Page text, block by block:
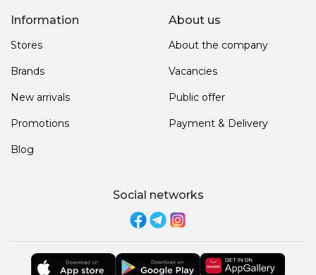
Information
Stores
Brands
New arrivals
Promotions
Blog
About us
About the company
Vacancies
Public offer
Payment & Delivery
Social networks